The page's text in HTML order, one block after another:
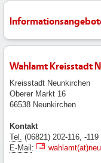
Wahlamt Kreisstadt
Kreisstadt Neunkirchen
Oberer Markt 16
66538 Neunkirchen
Kontakt
Tel. (06821) 202-116, -119
E-Mail: